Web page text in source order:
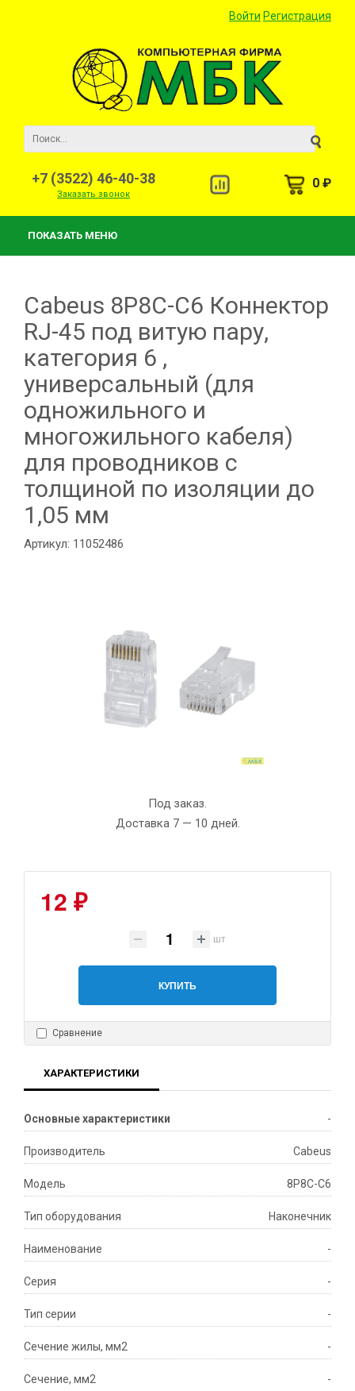
Войти Регистрация
+7 (3522) 46-40-38
Заказать звонок
0 ₽
ПОКАЗАТЬ МЕНЮ
Cabeus 8P8C-C6 Коннектор
RJ-45 под витую пару,
категория 6 ,
универсальный (для
одножильного и
многожильного кабеля)
для проводников с
толщиной по изоляции до
1,05 мм
Артикул: 11052486
Под заказ.
Доставка 7 — 10 дней.
12 ₽
шт
КУПИТЬ
Сравнение
ХАРАКТЕРИСТИКИ
Основные характеристики -
Производитель Cabeus
Модель 8P8C-C6
Тип оборудования Наконечник
Наименование -
Серия -
Тип серии -
Сечение жилы, мм2 -
Сечение, мм2 -